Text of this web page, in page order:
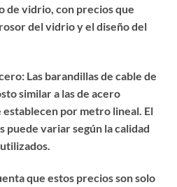
de vidrio, con precios que
del vidrio y el diseño del
Las barandillas de cable de
similar a las de acero
por metro lineal. El
puede variar según la calidad
que estos precios son solo